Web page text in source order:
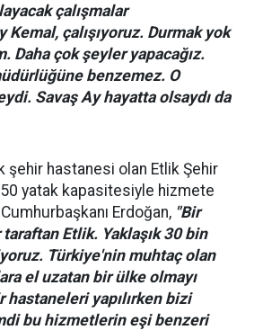
çalışmalar
çalışıyoruz. Durmak yok
Daha çok şeyler yapacağız.
benzemez. O
Savaş Ay hayatta olsaydı da
şehir hastanesi olan Etlik Şehir
yatak kapasitesiyle hizmete
Cumhurbaşkanı Erdoğan, "Bir
Etlik. Yaklaşık 30 bin
Türkiye'nin muhtaç olan
el uzatan bir ülke olmayı
yapılırken bizi
bu hizmetlerin eşi benzeri